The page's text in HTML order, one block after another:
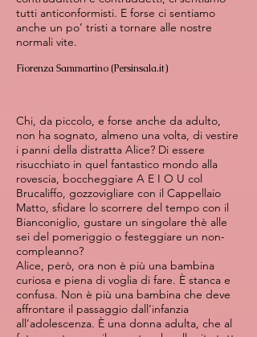
tutti anticonformisti. E forse ci sentiamo
anche un po’ tristi a tornare alle nostre
normali vite.
Fiorenza Sammartino (Persinsala.it)
Chi, da piccolo, e forse anche da adulto,
non ha sognato, almeno una volta, di vestire
i panni della distratta Alice? Di essere
risucchiato in quel fantastico mondo alla
rovescia, boccheggiare A E I O U col
Brucaliffo, gozzovigliare con il Cappellaio
Matto, sfidare lo scorrere del tempo con il
Bianconiglio, gustare un singolare thè alle
sei del pomeriggio o festeggiare un non-
compleanno?
Alice, però, ora non è più una bambina
curiosa e piena di voglia di fare. È stanca e
confusa. Non è più una bambina che deve
affrontare il passaggio dall’infanzia
all’adolescenza. È una donna adulta, che al